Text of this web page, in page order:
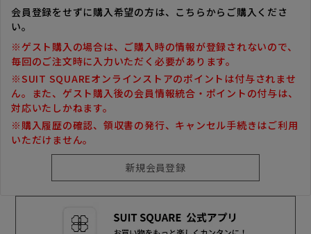
会員登録をせずに購入希望の方は、こちらからご購入くださ
い。
※ゲスト購入の場合は、ご購入時の情報が登録されないので、
毎回のご注文時に入力いただく必要があります。
※SUIT SQUAREオンラインストアのポイントは付与されませ
ん。また、ゲスト購入後の会員情報統合・ポイントの付与は、
対応いたしかねます。
※購入履歴の確認、領収書の発行、キャンセル手続きはご利用
いただけません。